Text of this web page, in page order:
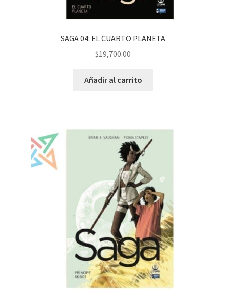
SAGA 04: EL CUARTO PLANETA
$19,700.00
Añadir al carrito